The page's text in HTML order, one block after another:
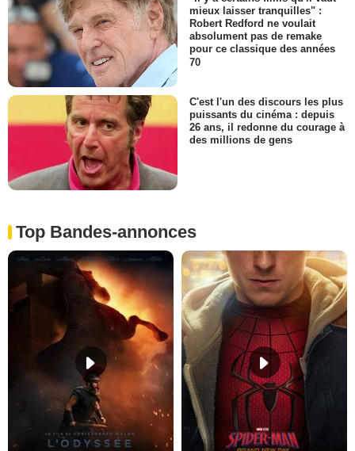
mieux laisser tranquilles" :
Robert Redford ne voulait
absolument pas de remake
pour ce classique des années
70
C'est l'un des discours les plus
puissants du cinéma : depuis
26 ans, il redonne du courage à
des millions de gens
Top Bandes-annonces